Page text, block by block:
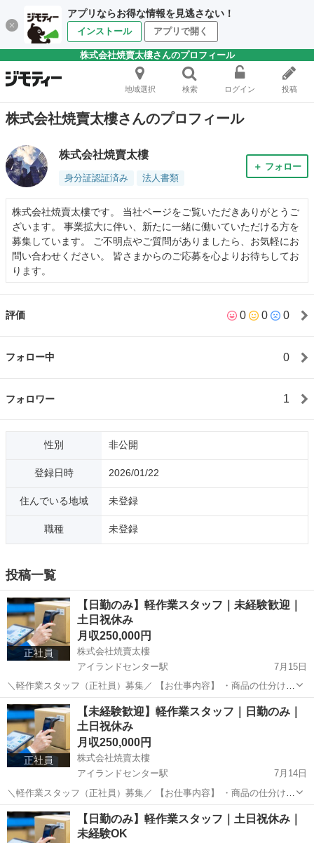
アプリならお得な情報を見逃さない！
インストール アプリで開く
株式会社焼賣太樓さんのプロフィール
地域選択 検索 ログイン 投稿
株式会社焼賣太樓さんのプロフィール
株式会社焼賣太樓
身分証認証済み 法人書類
＋ フォロー
株式会社焼賣太樓です。 当社ページをご覧いただきありがとうご
ざいます。 事業拡大に伴い、新たに一緒に働いていただける方を
募集しています。 ご不明点やご質問がありましたら、お気軽にお
問い合わせください。 皆さまからのご応募を心よりお待ちしてお
ります。
評価 0 0 0
フォロー中 0
フォロワー 1
性別 非公開
登録日時 2026/01/22
住んでいる地域 未登録
職種 未登録
投稿一覧
正社員
【日勤のみ】軽作業スタッフ｜未経験歓迎｜
土日祝休み
月収250,000円
株式会社焼賣太樓
アイランドセンター駅
7月15日
＼軽作業スタッフ（正社員）募集／ 【お仕事内容】 ・商品の仕分け・
ピッキング ・梱包・検査作業 ・在庫管理補助 難しいスキルは一切不
要！入社後に丁寧にお教えします。 【勤務条件】 📍 勤務地...
兵庫 神戸市 アイランドセンター駅 物流 未経験
正社員
【未経験歓迎】軽作業スタッフ｜日勤のみ｜
土日祝休み
月収250,000円
株式会社焼賣太樓
アイランドセンター駅
7月14日
＼軽作業スタッフ（正社員）募集／ 【お仕事内容】 ・商品の仕分け・
ピッキング ・梱包・検査作業 ・在庫管理補助 難しいスキルは一切不
要！入社後に丁寧にお教えします。 【勤務条件】 📍 勤務地...
兵庫 神戸市 アイランドセンター駅
【日勤のみ】軽作業スタッフ｜土日祝休み｜
未経験OK